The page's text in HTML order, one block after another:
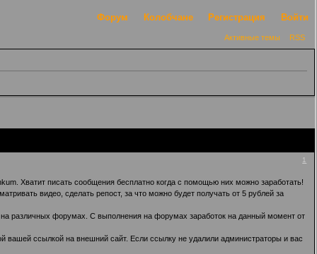
Форум Колобчане Регистрация Войти
Активные темы RSS
1
Хватит писать сообщения бесплатно когда с помощью них можно заработать!
видео, сделать репост, за что можно будет получать от 5 рублей за
различных форумах. С выполнения на форумах заработок на данный момент от
ссылкой на внешний сайт. Если ссылку не удалили администраторы и вас